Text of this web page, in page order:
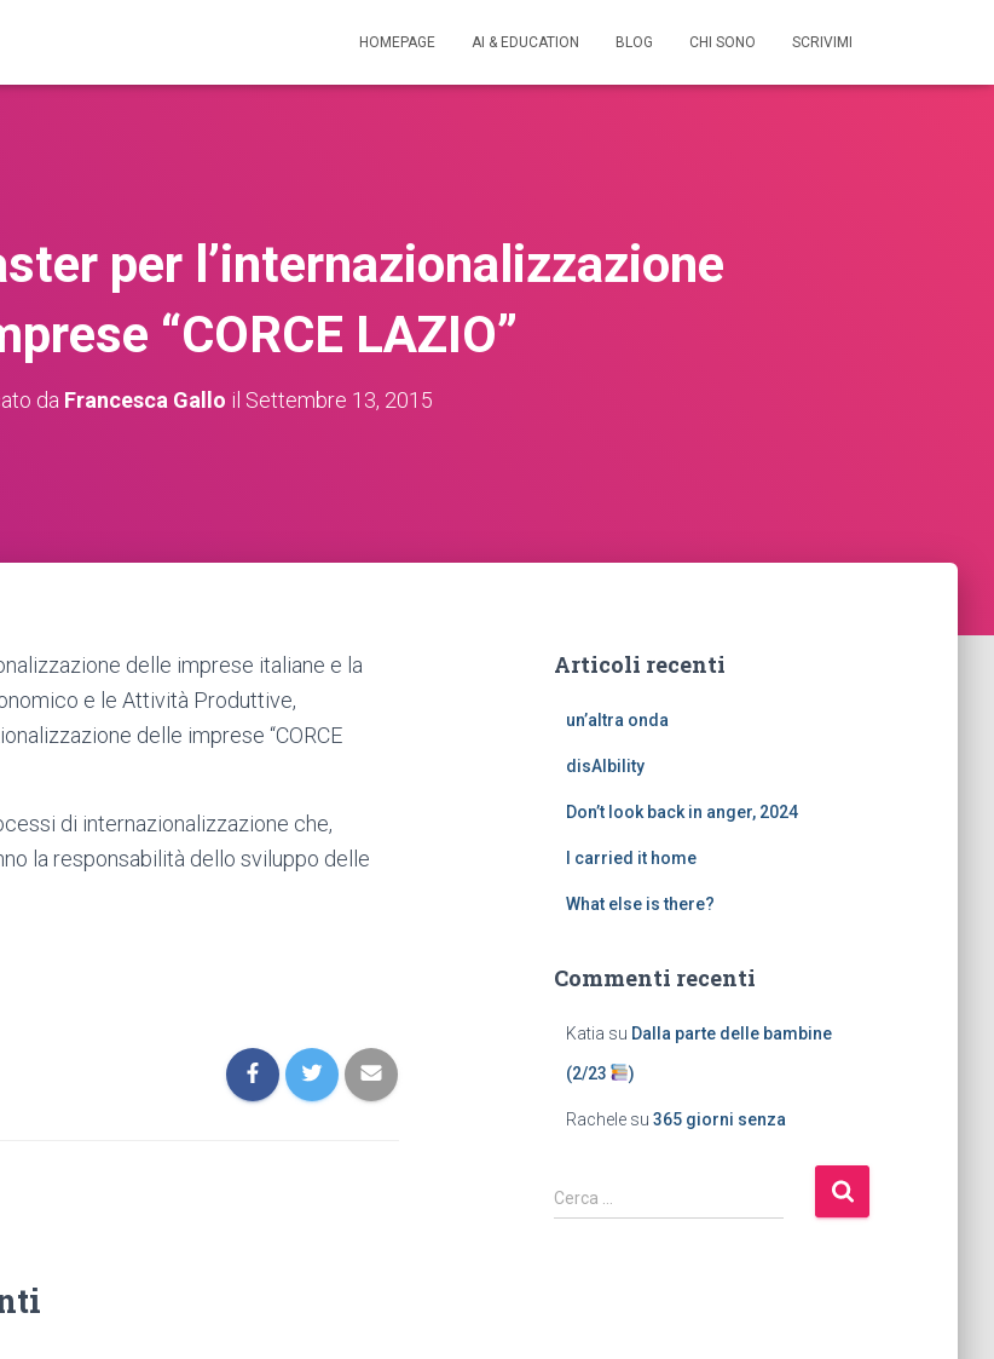
HOMEPAGE AI & EDUCATION BLOG CHI SONO SCRIVIMI
per l’internazionalizzazione
“CORCE LAZIO”
da Francesca Gallo il Settembre 13, 2015
delle imprese italiane e la
e le Attività Produttive,
delle imprese “CORCE
di internazionalizzazione che,
la responsabilità dello sviluppo delle
Articoli recenti
un’altra onda
disAIbility
Don’t look back in anger, 2024
I carried it home
What else is there?
Commenti recenti
Katia su Dalla parte delle bambine
(2/23 )
Rachelesu 365 giorni senza
Cerca …